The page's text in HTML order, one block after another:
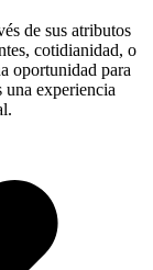
de sus atributos
cotidianidad, o
oportunidad para
una experiencia